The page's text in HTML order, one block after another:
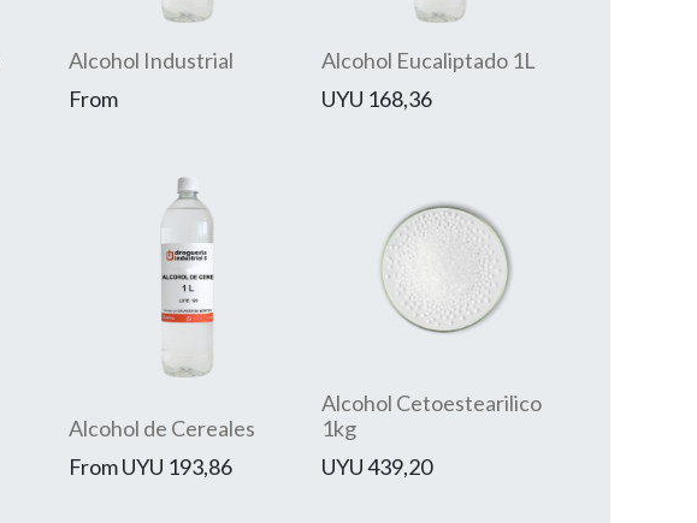
Alcohol Industrial
From
Alcohol Eucaliptado 1L
UYU 168,36
Alcohol de Cereales
FromUYU 193,86
Alcohol Cetoestearilico
1kg
UYU439,20